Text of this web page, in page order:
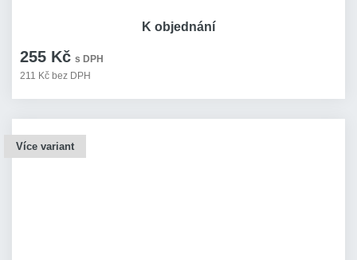
255 Kč s DPH
211 Kč bez DPH
K objednání
Více variant